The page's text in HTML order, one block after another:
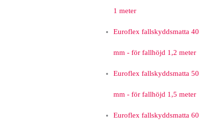
1 meter
Euroflex fallskyddsmatta 40
mm - för fallhöjd 1,2 meter
Euroflex fallskyddsmatta 50
mm - för fallhöjd 1,5 meter
Euroflex fallskyddsmatta 60